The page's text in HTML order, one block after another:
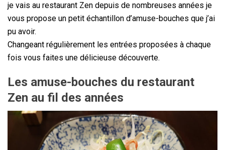
je vais au restaurant Zen depuis de nombreuses années je
vous propose un petit échantillon d’amuse-bouches que j’ai
pu avoir.
Changeant régulièrement les entrées proposées à chaque
fois vous faites une délicieuse découverte.
Les amuse-bouches du restaurant
Zen au fil des années